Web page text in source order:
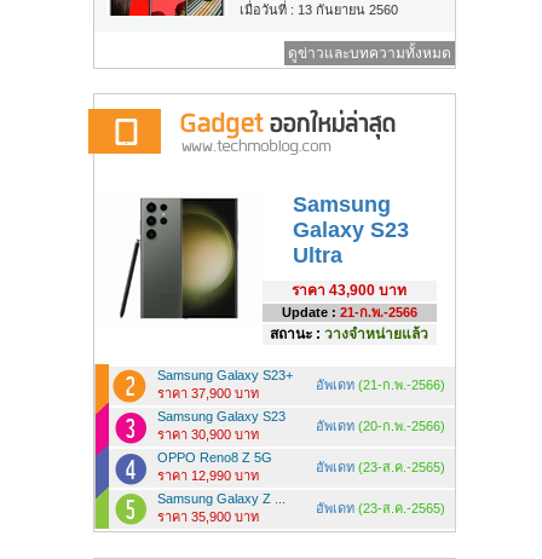
เมื่อวันที่ : 13 กันยายน 2560
ดูข่าวและบทความทั้งหมด
Samsung
Galaxy S23
Ultra
ราคา 43,900 บาท
Update : 21-ก.พ.-2566
สถานะ : วางจำหน่ายแล้ว
Samsung Galaxy S23+
ราคา 37,900 บาท
อัพเดท (21-ก.พ.-2566)
Samsung Galaxy S23
ราคา 30,900 บาท
อัพเดท (20-ก.พ.-2566)
OPPO Reno8 Z 5G
ราคา 12,990 บาท
อัพเดท (23-ส.ค.-2565)
Samsung Galaxy Z ...
ราคา 35,900 บาท
อัพเดท (23-ส.ค.-2565)